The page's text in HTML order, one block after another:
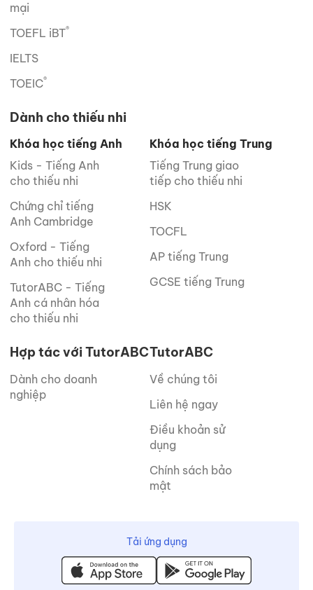
mại
TOEFL iBT®
IELTS
TOEIC®
Dành cho thiếu nhi
Khóa học tiếng Anh
Kids - Tiếng Anh
cho thiếu nhi
Chứng chỉ tiếng
Anh Cambridge
Oxford - Tiếng
Anh cho thiếu nhi
TutorABC - Tiếng
Anh cá nhân hóa
cho thiếu nhi
Khóa học tiếng Trung
Tiếng Trung giao
tiếp cho thiếu nhi
HSK
TOCFL
AP tiếng Trung
GCSE tiếng Trung
Hợp tác với TutorABC
Dành cho doanh
nghiệp
TutorABC
Về chúng tôi
Liên hệ ngay
Điều khoản sử
dụng
Chính sách bảo
mật
Tải ứng dụng